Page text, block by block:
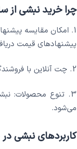
چرا خرید نبشی از
1. امکان مقایسه
پیشنهادهای قیمت
2. چت آنلاین با فروشندگان: با فروشندگان معتبر درباره جزئیات محصول و قیمت مذاکره کنید و بهترین گزینه را انتخاب کنید.
3. تنوع محصولات:
می‌شود.
کاربردهای نبشی